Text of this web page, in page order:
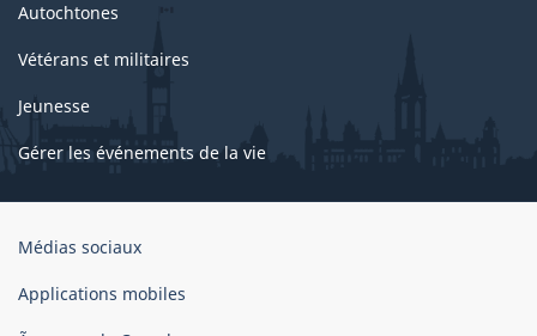
Autochtones
Vétérans et militaires
Jeunesse
Gérer les événements de la vie
Organisation
gouvernement
Médias sociaux
Applications mobiles